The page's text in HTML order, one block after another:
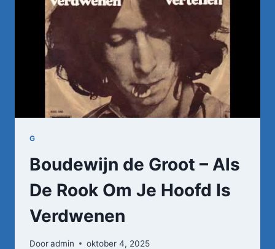
JOU
G
Boudewijn de Groot – Als
De Rook Om Je Hoofd Is
Verdwenen
Dooradmin oktober 4, 2025